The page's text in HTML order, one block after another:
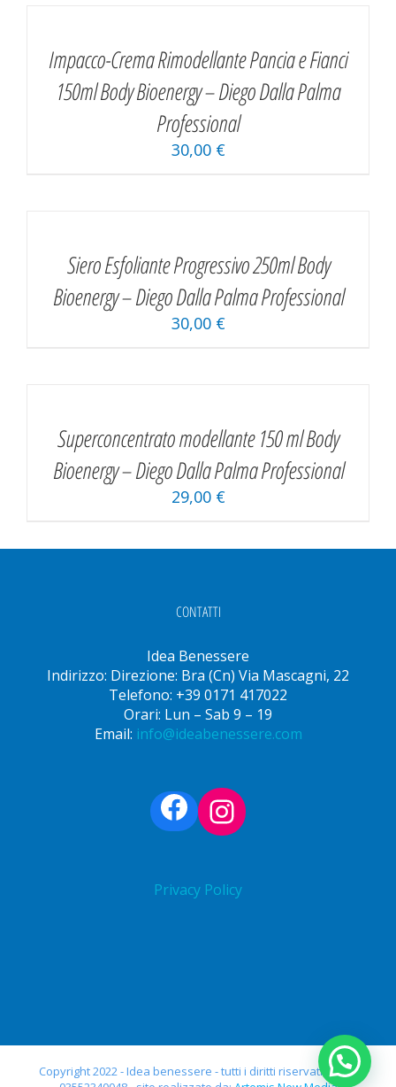
DETAILS
Impacco-Crema Rimodellante Pancia e Fianci
150ml Body Bioenergy – Diego Dalla Palma
Professional
30,00 €
DETAILSSiero Esfoliante Progressivo 250ml Body
Bioenergy – Diego Dalla Palma Professional
30,00 €
DETAILSSuperconcentrato modellante 150 ml Body
Bioenergy – Diego Dalla Palma Professional
29,00 €
CONTATTI
Idea Benessere
Indirizzo: Direzione: Bra (Cn) Via Mascagni, 22
Telefono: +39 0171 417022
Orari: Lun – Sab 9 – 19
Email: info@ideabenessere.com
Facebook
Instagram
Privacy Policy
Copyright 2022 - Idea benessere - tutti i diritti riservati - P.Iva